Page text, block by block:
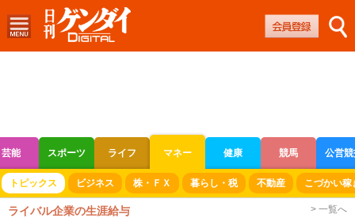
芸能 スポーツ ライフ マネー 健康 競馬 公営
ボートレース 競輪 オートレース
トピックス ビジネス 株・ＦＸ 暮らし・税 不動産 こづかい稼
ライバル企業の生涯給与 > 一覧へ